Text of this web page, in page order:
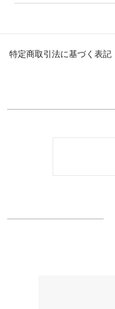
特定商取引法に基づく表記